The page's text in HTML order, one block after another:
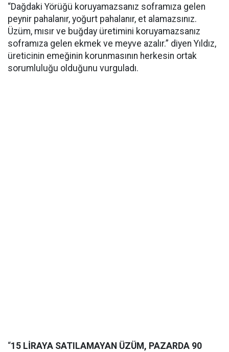
“Dağdaki Yörüğü koruyamazsanız soframıza gelen
peynir pahalanır, yoğurt pahalanır, et alamazsınız.
Üzüm, mısır ve buğday üretimini koruyamazsanız
soframıza gelen ekmek ve meyve azalır.” diyen Yıldız,
üreticinin emeğinin korunmasının herkesin ortak
sorumluluğu olduğunu vurguladı.
“15 LİRAYA SATILAMAYAN ÜZÜM, PAZARDA 90